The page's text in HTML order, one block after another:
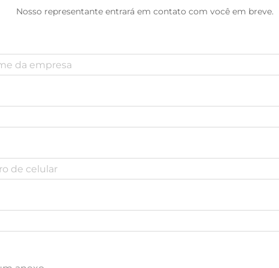
Nosso representante entrará em contato com você em breve.